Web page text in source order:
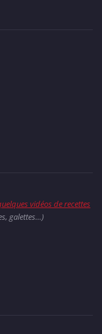
vidéos de recettes
galettes…)